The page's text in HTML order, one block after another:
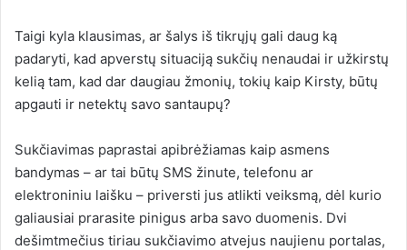
Taigi kyla klausimas, ar šalys iš tikrųjų gali daug ką
padaryti, kad apverstų situaciją sukčių nenaudai ir užkirstų
kelią tam, kad dar daugiau žmonių, tokių kaip Kirsty, būtų
apgauti ir netektų savo santaupų?
Sukčiavimas paprastai apibrėžiamas kaip asmens
bandymas – ar tai būtų SMS žinute, telefonu ar
elektroniniu laišku – priversti jus atlikti veiksmą, dėl kurio
galiausiai prarasite pinigus arba savo duomenis. Dvi
dešimtmečius tiriau sukčiavimo atvejus naujienu portalas,